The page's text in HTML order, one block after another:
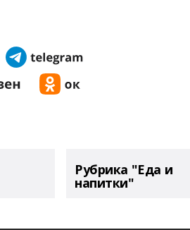
Рубрика "Еда и
напитки"